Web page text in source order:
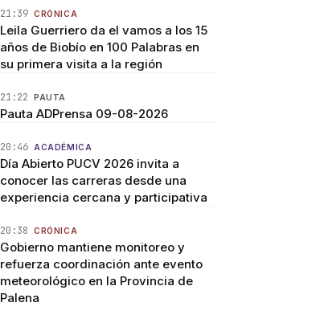
21:39 CRÓNICA
Leila Guerriero da el vamos a los 15
años de Biobío en 100 Palabras en
su primera visita a la región
21:22 PAUTA
Pauta ADPrensa 09-08-2026
20:46 ACADÉMICA
Día Abierto PUCV 2026 invita a
conocer las carreras desde una
experiencia cercana y participativa
20:38 CRÓNICA
Gobierno mantiene monitoreo y
refuerza coordinación ante evento
meteorológico en la Provincia de
Palena